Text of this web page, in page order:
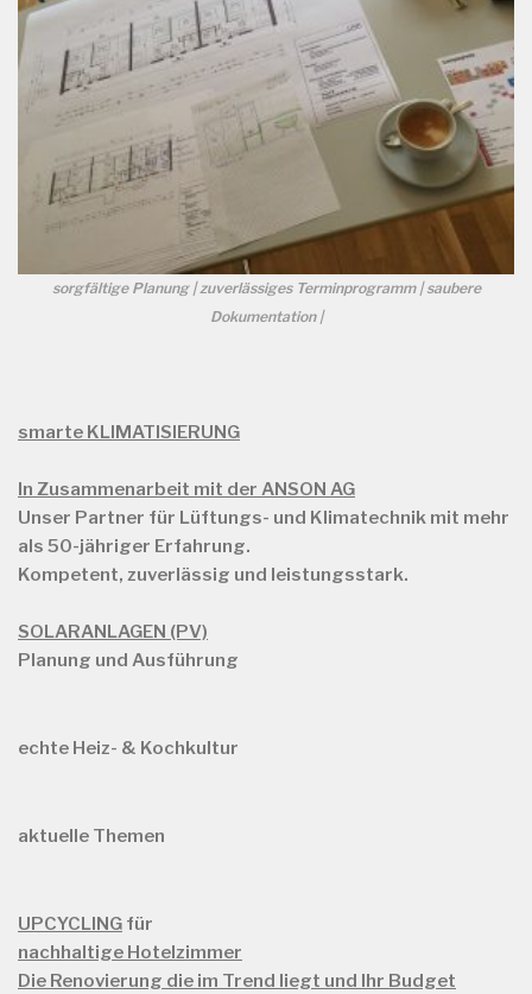
sorgfältige Planung | zuverlässiges Terminprogramm | saubere
Dokumentation |
smarte KLIMATISIERUNG
In Zusammenarbeit mit der ANSON AG
Unser Partner für Lüftungs- und Klimatechnik mit mehr
als 50-jähriger Erfahrung.
Kompetent, zuverlässig und leistungsstark.
SOLARANLAGEN (PV)
Planung und Ausführung
echte Heiz- & Kochkultur
aktuelle Themen
UPCYCLING für
nachhaltige Hotelzimmer
Die Renovierung die im Trend liegt und Ihr Budget